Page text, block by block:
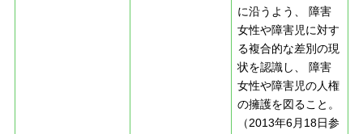
に沿うよう、 障害
女性や障害児に対す
る複合的な差別の現
状を認識し、 障害
女性や障害児の人権
の擁護を図ること。
（2013年6月18日参